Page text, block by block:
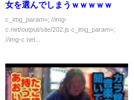
女を選んでしまうｗｗｗｗｗ
c_img_param=; //img-
c.net/output/site/202.js c_img_param=;
//img-c.net...